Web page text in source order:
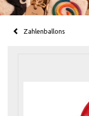
Zahlenballons